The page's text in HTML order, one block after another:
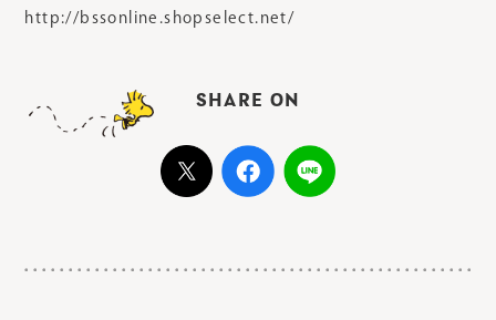
http://bssonline.shopselect.net/
SHARE ON